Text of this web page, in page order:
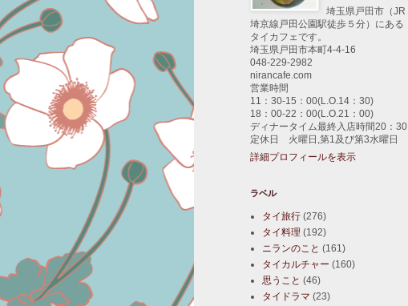
埼玉県戸田市（JR
埼京線戸田公園駅徒歩５分）にある
タイカフェです。
埼玉県戸田市本町4-4-16
048-229-2982
nirancafe.com
営業時間
11：30-15：00(L.O.14：30)
18：00-22：00(L.O.21：00)
ディナータイム最終入店時間20：30
定休日 火曜日,第1及び第3水曜日
詳細プロフィールを表示
ラベル
タイ旅行 (276)
タイ料理 (192)
ニランのこと (161)
タイカルチャー (160)
思うこと (46)
タイドラマ (23)